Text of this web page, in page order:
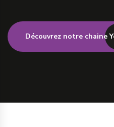
Découvrez notre chaine